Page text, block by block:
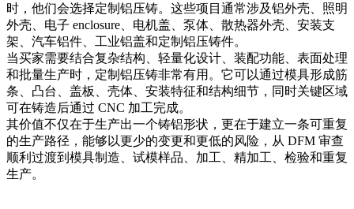
时，他们会选择定制铝压铸。这些项目通常涉及铝外壳、照明
外壳、电子 enclosure、电机盖、泵体、散热器外壳、安装支
架、汽车铝件、工业铝盖和定制铝压铸件。
当买家需要结合复杂结构、轻量化设计、装配功能、表面处理
和批量生产时，定制铝压铸非常有用。它可以通过模具形成筋
条、凸台、盖板、壳体、安装特征和结构细节，同时关键区域
可在铸造后通过 CNC 加工完成。
其价值不仅在于生产出一个铸铝形状，更在于建立一条可重复
的生产路径，能够以更少的变更和更低的风险，从 DFM 审查
顺利过渡到模具制造、试模样品、加工、精加工、检验和重复
生产。